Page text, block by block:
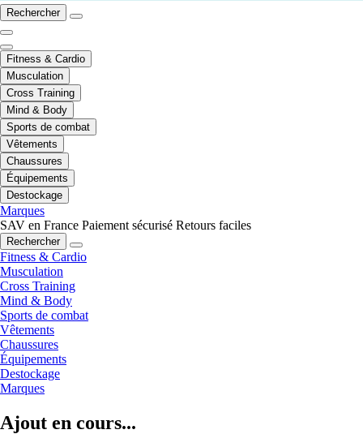
Rechercher
Fitness & Cardio
Musculation
Cross Training
Mind & Body
Sports de combat
Vêtements
Chaussures
Équipements
Destockage
Marques
SAV en France Paiement sécurisé Retours faciles
Rechercher
Fitness & Cardio
Musculation
Cross Training
Mind & Body
Sports de combat
Vêtements
Chaussures
Équipements
Destockage
Marques
Ajout en cours...